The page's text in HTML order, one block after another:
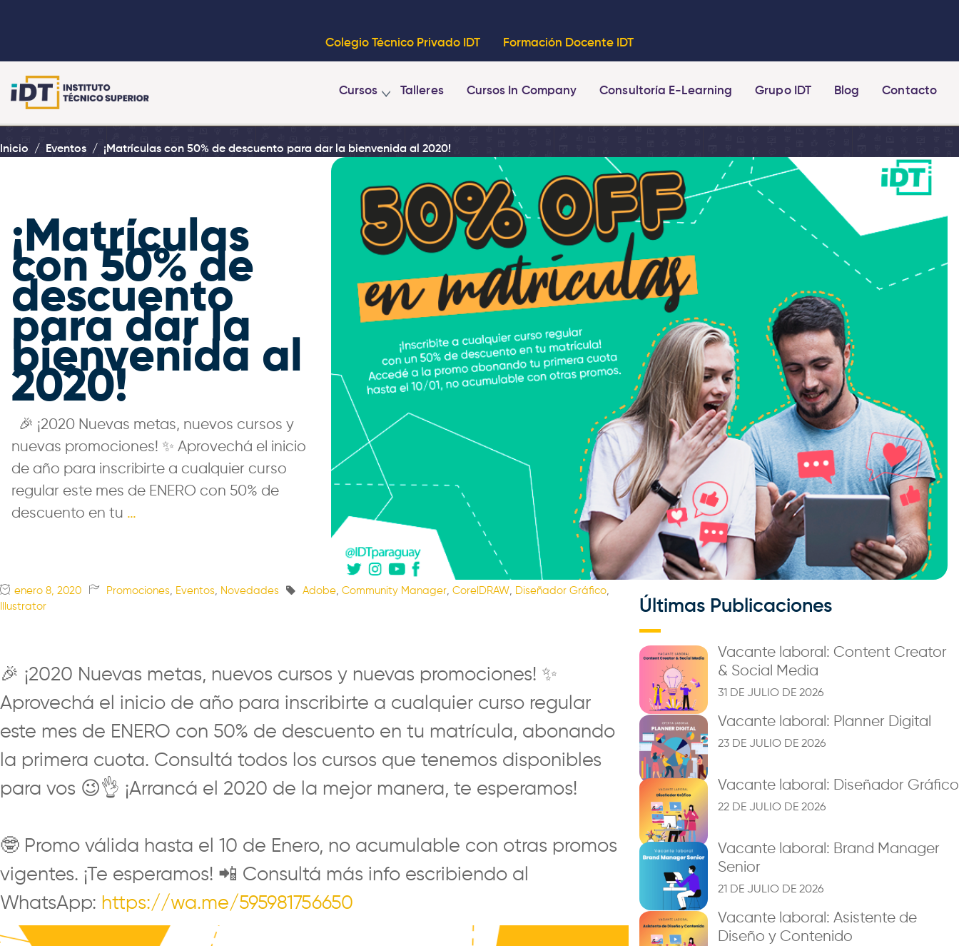
Colegio Técnico Privado IDT Formación Docente IDT
Cursos Talleres Cursos In Company Consultoría E-Learning Grupo IDT Blog Contacto
Inicio Eventos ¡Matrículas con 50% de descuento para dar la bienvenida al 2020!
¡Matrículas
con 50% de
descuento
para dar la
bienvenida al
2020!
🎉 ¡2020 Nuevas metas, nuevos cursos y
nuevas promociones! ✨ Aprovechá el inicio
de año para inscribirte a cualquier curso
regular este mes de ENERO con 50% de
descuento en tu …
enero 8, 2020 Promociones, Eventos, Novedades Adobe, Community Manager, CorelDRAW, Diseñador Gráfico,
Illustrator
🎉 ¡2020 Nuevas metas, nuevos cursos y nuevas promociones! ✨
Aprovechá el inicio de año para inscribirte a cualquier curso regular
este mes de ENERO con 50% de descuento en tu matrícula, abonando
la primera cuota. Consultá todos los cursos que tenemos disponibles
para vos 😉👌 ¡Arrancá el 2020 de la mejor manera, te esperamos!
🤓 Promo válida hasta el 10 de Enero, no acumulable con otras promos
vigentes. ¡Te esperamos! 📲 Consultá más info escribiendo al
WhatsApp: https://wa.me/595981756650
Últimas Publicaciones
Vacante laboral: Content Creator
& Social Media
31 DE JULIO DE 2026
Vacante laboral: Planner Digital
23 DE JULIO DE 2026
Vacante laboral: Diseñador Gráfico
22 DE JULIO DE 2026
Vacante laboral: Brand Manager
Senior
21 DE JULIO DE 2026
Vacante laboral: Asistente de
Diseño y Contenido